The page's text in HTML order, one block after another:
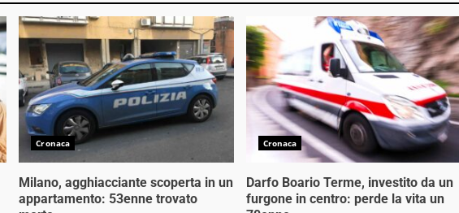
Cronaca
Milano, agghiacciante scoperta in un
appartamento: 53enne trovato
Cronaca
Darfo Boario Terme, investito da un
furgone in centro: perde la vita un